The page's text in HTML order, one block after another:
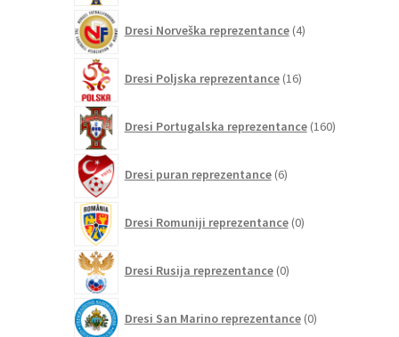
Dresi Norveška reprezentance 4izdelki
Dresi Poljska reprezentance 16izdelkov
Dresi Portugalska reprezentance 160izdelkov
Dresi puran reprezentance 6izdelkov
Dresi Romuniji reprezentance 0izdelkov
Dresi Rusija reprezentance 0izdelkov
Dresi San Marino reprezentance 0izdelkov